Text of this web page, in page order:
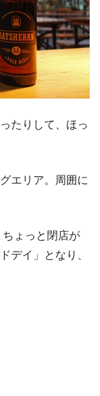
たりして、ほっ
エリア。周囲に
ょっと閉店が
デイ」となり、